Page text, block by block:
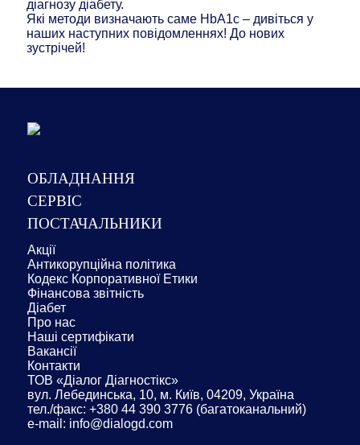
діагнозу діабету.
Які методи визначають саме HbA1c – дивіться у
наших наступних повідомленнях! До нових
зустрічей!
ОБЛАДНАННЯ
СЕРВІС
ПОСТАЧАЛЬНИКИ
Акції
Антикорупційна політика
Кодекс Корпоративної Етики
Фінансова звітність
Діабет
Про нас
Наші сертифікати
Вакансії
Контакти
ТОВ «Діалог Діагностікс»
вул. Лебединська, 10, м. Київ, 04209, Україна
тел./факс: +380 44 390 3776 (багатоканальний)
e-mail: info@dialogd.com